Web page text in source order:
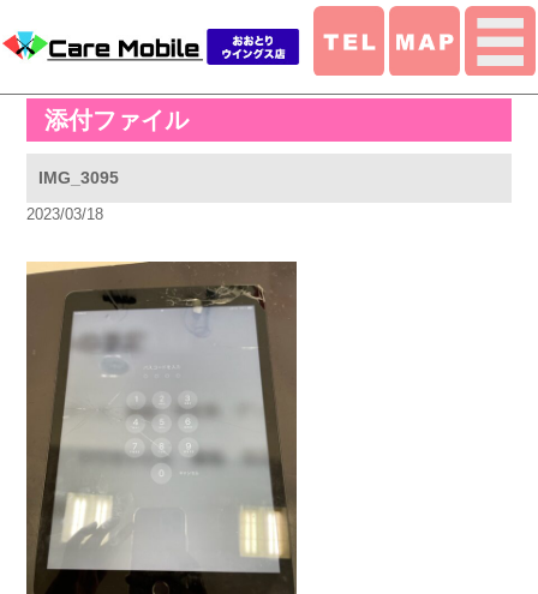
添付ファイル
IMG_3095
2023/03/18